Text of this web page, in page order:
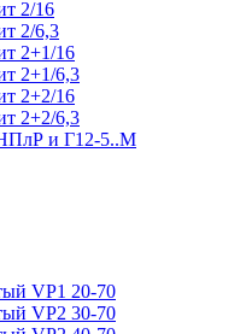
2/16
2/6,3
2+1/16
2+1/6,3
2+2/16
2+2/6,3
и Г12-5..М
VP1 20-70
VP2 30-70